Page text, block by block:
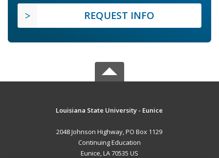
REQUEST INFO
Louisiana State University - Eunice
2048 Johnson Highway, PO Box 1129
Continuing Education
Eunice, LA 70535 US